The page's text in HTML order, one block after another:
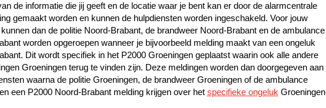
de informatie die jij geeft en de locatie waar je bent kan er door de alarmcentrale
gemaakt worden en kunnen de hulpdiensten worden ingeschakeld. Voor jouw
dan de politie Noord-Brabant, de brandweer Noord-Brabant en de ambulance
worden opgeroepen wanneer je bijvoorbeeld melding maakt van een ongeluk
Dit wordt specifiek in het P2000 Groeningen geplaatst waarin ook alle andere
Groeningen terug te vinden zijn. Deze meldingen worden dan doorgegeven aan
waarna de politie Groeningen, de brandweer Groeningen of de ambulance
een P2000 Noord-Brabant melding krijgen over het specifieke ongeluk Groeningen